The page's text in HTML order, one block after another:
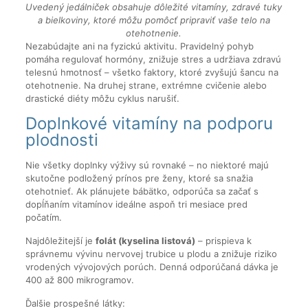
Uvedený jedálniček obsahuje dôležité vitamíny, zdravé tuky
a bielkoviny, ktoré môžu pomôcť pripraviť vaše telo na
otehotnenie.
Nezabúdajte ani na fyzickú aktivitu. Pravidelný pohyb
pomáha regulovať hormóny, znižuje stres a udržiava zdravú
telesnú hmotnosť – všetko faktory, ktoré zvyšujú šancu na
otehotnenie. Na druhej strane, extrémne cvičenie alebo
drastické diéty môžu cyklus narušiť.
Doplnkové vitamíny na podporu
plodnosti
Nie všetky doplnky výživy sú rovnaké – no niektoré majú
skutočne podložený prínos pre ženy, ktoré sa snažia
otehotnieť. Ak plánujete bábätko, odporúča sa začať s
dopĺňaním vitamínov ideálne aspoň tri mesiace pred
počatím.
Najdôležitejší je folát (kyselina listová) – prispieva k
správnemu vývinu nervovej trubice u plodu a znižuje riziko
vrodených vývojových porúch. Denná odporúčaná dávka je
400 až 800 mikrogramov.
Ďalšie prospešné látky: